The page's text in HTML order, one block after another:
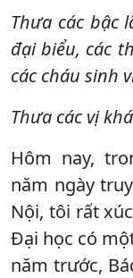
Thưa các bậc
đại biểu, các
các cháu sinh
Thưa các vị
Hôm nay,
năm ngày
Nội, tôi rất
Đại học có
năm trước,